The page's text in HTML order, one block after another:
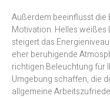
Außerdem beeinflusst die
Motivation. Helles weißes
steigert das
eher beruhigende
richtigen Beleuchtung für
Umgebung schaffen, die
allgemeine